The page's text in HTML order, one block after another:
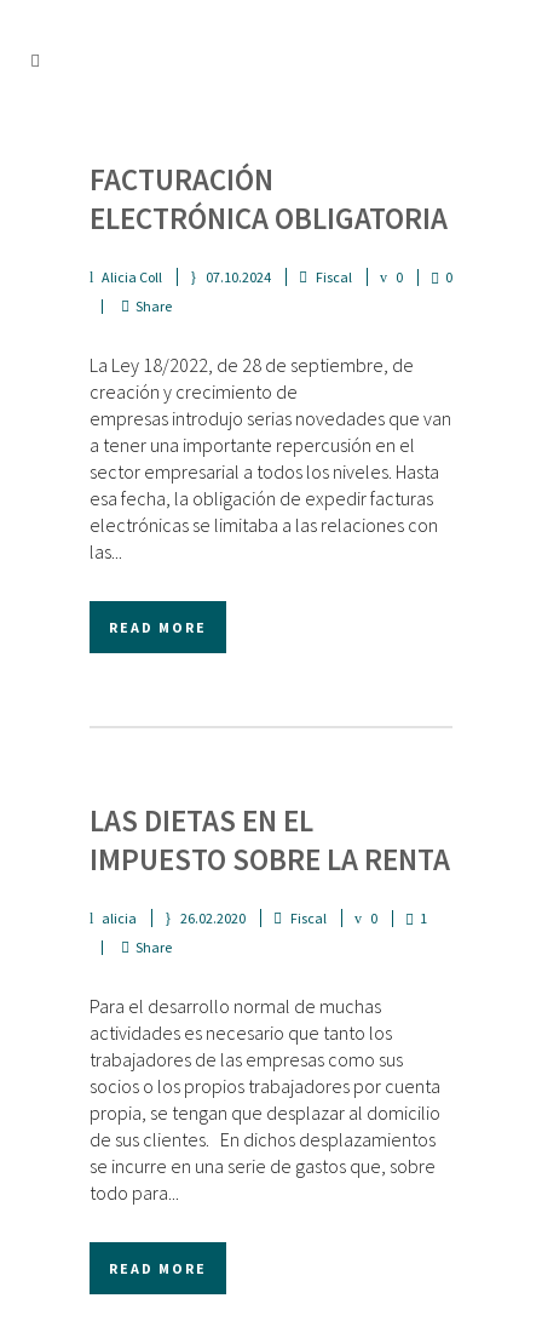
FACTURACIÓN
ELECTRÓNICA OBLIGATORIA
Alicia Coll 07.10.2024 Fiscal 0
0
Share
La Ley 18/2022, de 28 de septiembre, de
creación y crecimiento de
empresas introdujo serias novedades que van
a tener una importante repercusión en el
sector empresarial a todos los niveles. Hasta
esa fecha, la obligación de expedir facturas
electrónicas se limitaba a las relaciones con
las...
READ MORE
LAS DIETAS EN EL
IMPUESTO SOBRE LA RENTA
alicia 26.02.2020 Fiscal 0
1
Share
Para el desarrollo normal de muchas
actividades es necesario que tanto los
trabajadores de las empresas como sus
socios o los propios trabajadores por cuenta
propia, se tengan que desplazar al domicilio
de sus clientes. En dichos desplazamientos
se incurre en una serie de gastos que, sobre
todo para...
READ MORE